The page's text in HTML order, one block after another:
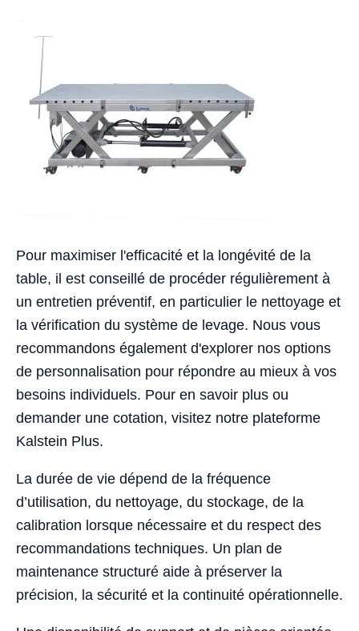
Pour maximiser l'efficacité et la longévité de la
table, il est conseillé de procéder régulièrement à
un entretien préventif, en particulier le nettoyage et
la vérification du système de levage. Nous vous
recommandons également d'explorer nos options
de personnalisation pour répondre au mieux à vos
besoins individuels. Pour en savoir plus ou
demander une cotation, visitez notre plateforme
Kalstein Plus.
La durée de vie dépend de la fréquence
d’utilisation, du nettoyage, du stockage, de la
calibration lorsque nécessaire et du respect des
recommandations techniques. Un plan de
maintenance structuré aide à préserver la
précision, la sécurité et la continuité opérationnelle.